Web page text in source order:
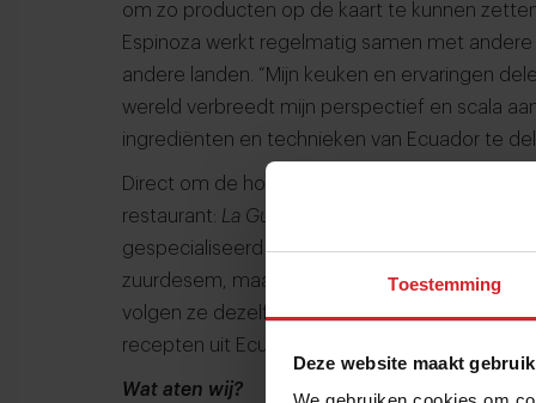
Toestemming
Deze website maakt
om zo producten op de kaart te kunnen
Espinoza werkt regelmatig samen met
andere landen. “Mijn keuken en ervaringen
wereld verbreedt mijn perspectief en scala
ingrediënten en technieken van Ecuador te
Direct om de hoek van haar fine dining
restaurant: La Guaguaseria, by Somos
gespecialiseerd in Ecuadoriaanse pizza's.
zuurdesem, maar er staan ook sandwiches,
volgen ze dezelfde filosofie als bij Somos:
recepten uit Ecuador en de wereld.
Wat aten wij?